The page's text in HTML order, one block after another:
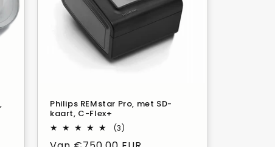
Philips REMstar Pro, met SD-
kaart, C-Flex+
(3)